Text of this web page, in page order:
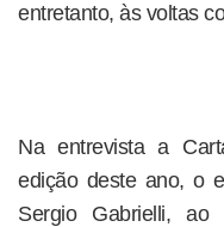
entretanto, às voltas
Na entrevista a
edição deste ano, o
Sergio Gabrielli,